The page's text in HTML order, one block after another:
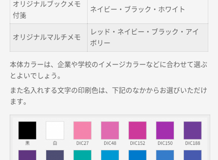
オリジナルブックメモ
付箋
ネイビー・ブラック・ホワイト
オリジナルマルチメモ
レッド・ネイビー・ブラック・アイ
ボリー
本体カラーは、企業や学校のイメージカラーなどに合わせて選ぶ
とよいでしょう。
また名入れする文字の印刷色は、下記のなかからお選びいただけ
ます。